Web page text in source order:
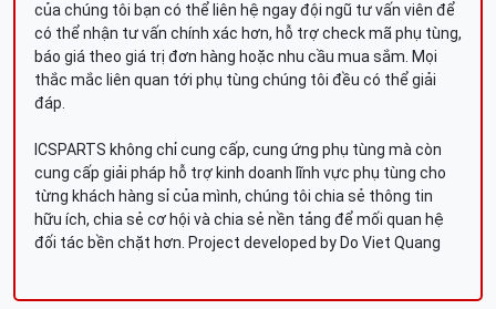
của chúng tôi bạn có thể liên hệ ngay đội ngũ tư vấn viên để
có thể nhận tư vấn chính xác hơn, hỗ trợ check mã phụ tùng,
báo giá theo giá trị đơn hàng hoặc nhu cầu mua sắm. Mọi
thắc mắc liên quan tới phụ tùng chúng tôi đều có thể giải
đáp.
ICSPARTS không chỉ cung cấp, cung ứng phụ tùng mà còn
cung cấp giải pháp hỗ trợ kinh doanh lĩnh vực phụ tùng cho
từng khách hàng sỉ của mình, chúng tôi chia sẻ thông tin
hữu ích, chia sẻ cơ hội và chia sẻ nền tảng để mối quan hệ
đối tác bền chặt hơn. Project developed by Do Viet Quang